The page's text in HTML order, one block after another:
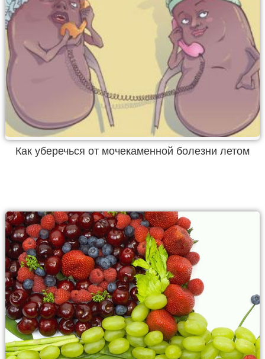
Как уберечься от мочекаменной болезни летом